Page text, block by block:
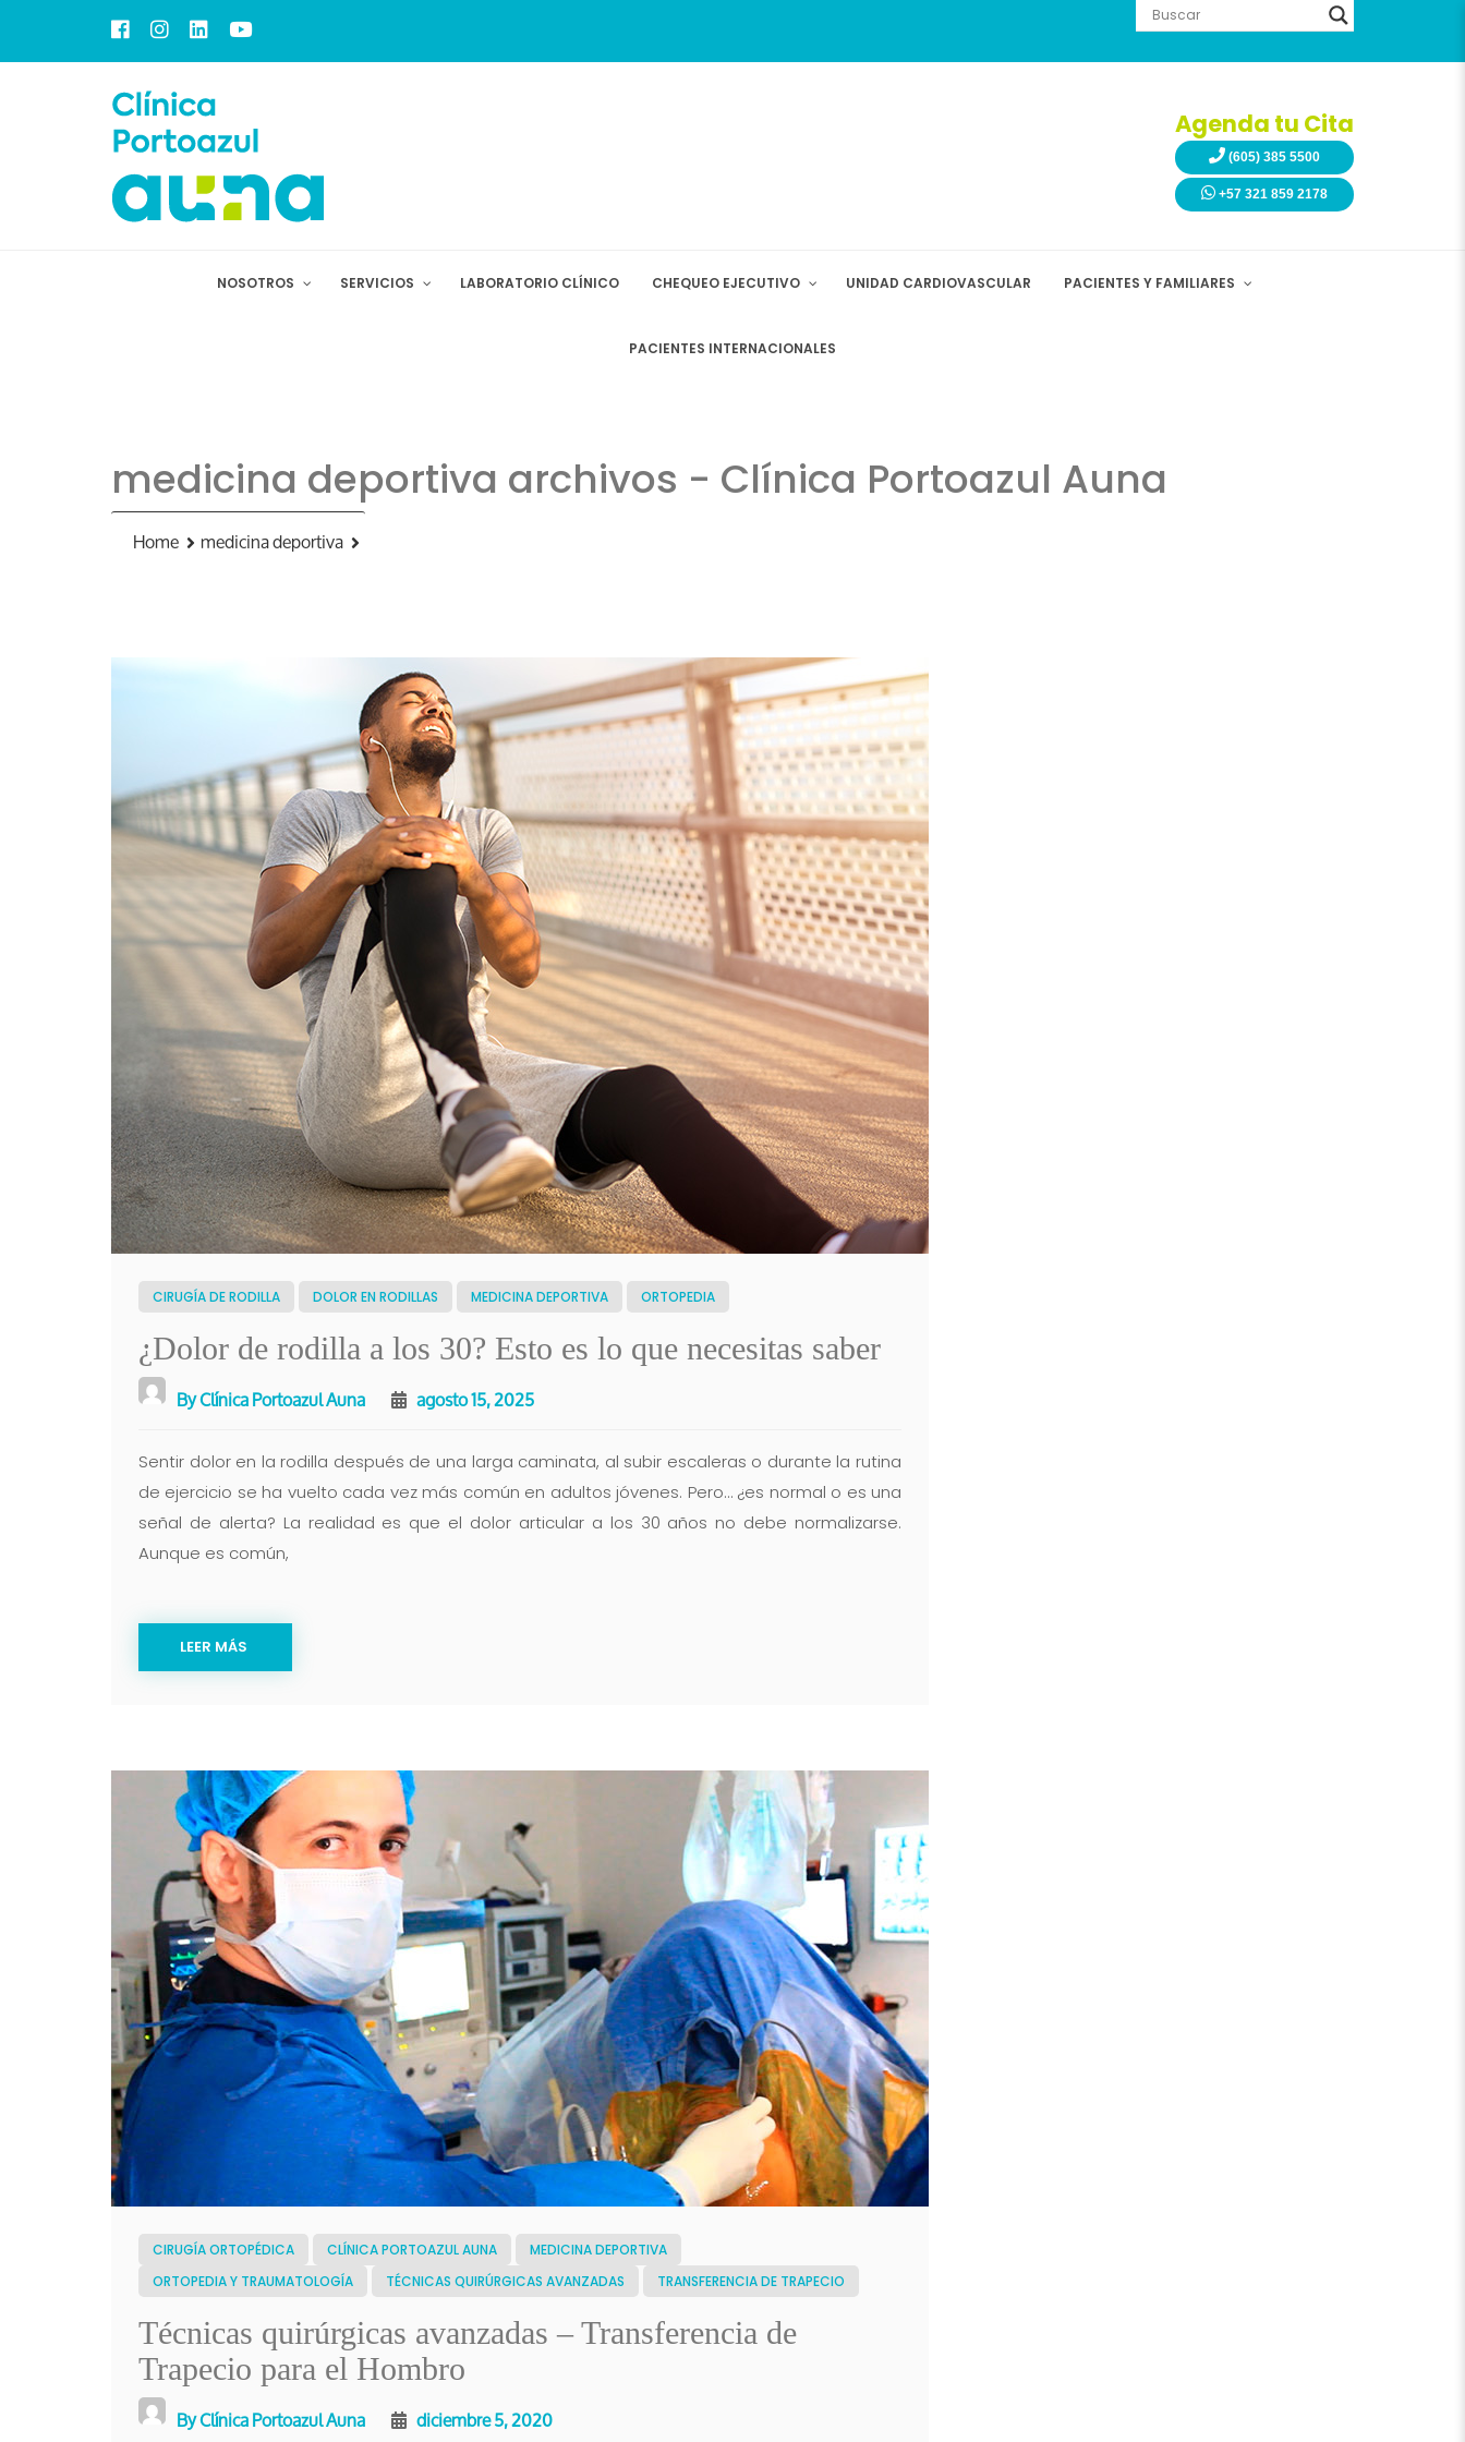
Agenda tu Cita
(605) 385 5500
+57 321 859 2178
NOSOTROS SERVICIOS LABORATORIO CLÍNICO CHEQUEO EJECUTIVO UNIDAD CARDIOVASCULAR PACIENTES Y FAMILIARES
PACIENTES INTERNACIONALES
medicina deportiva archivos - Clínica Portoazul Auna
Home medicina deportiva
CIRUGÍA DE RODILLA DOLOR EN RODILLAS MEDICINA DEPORTIVA ORTOPEDIA
¿Dolor de rodilla a los 30? Esto es lo que necesitas saber
ByClínica Portoazul Auna agosto 15, 2025
Sentir dolor en la rodilla después de una larga caminata, al subir escaleras o durante la rutina
de ejercicio se ha vuelto cada vez más común en adultos jóvenes. Pero… ¿es normal o es una
señal de alerta? La realidad es que el dolor articular a los 30 años no debe normalizarse.
Aunque es común,
LEER MÁS
CIRUGÍA ORTOPÉDICA CLÍNICA PORTOAZUL AUNA
MEDICINA DEPORTIVA
ORTOPEDIA Y TRAUMATOLOGÍA
TÉCNICAS QUIRÚRGICAS AVANZADAS TRANSFERENCIA DE TRAPECIO
Técnicas quirúrgicas avanzadas – Transferencia de
Trapecio para el Hombro
ByClínica Portoazul Auna diciembre 5, 2020